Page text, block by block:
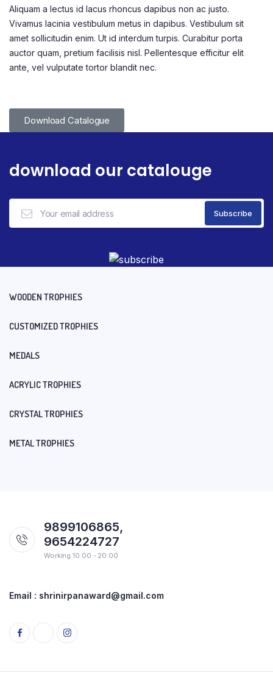
Aliquam a lectus id lacus rhoncus dapibus non ac justo.
Vivamus lacinia vestibulum metus in dapibus. Vestibulum sit
amet sollicitudin enim. Ut id interdum turpis. Curabitur porta
auctor quam, pretium facilisis nisl. Pellentesque efficitur elit
ante, vel vulputate tortor blandit nec.
Download Catalogue
download our catalouge
WOODEN TROPHIES
CUSTOMIZED TROPHIES
MEDALS
ACRYLIC TROPHIES
CRYSTAL TROPHIES
METAL TROPHIES
9899106865,
9654224727
Working 10:00 - 20:00
Email : shrinirpanaward@gmail.com